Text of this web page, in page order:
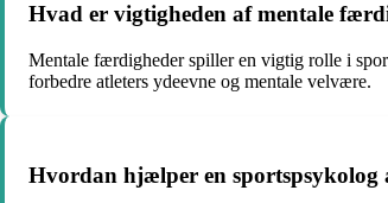
Hvad er vigtigheden af ​​mentale
Mentale færdigheder spiller en vigtig rolle i
forbedre atleters ydeevne og mentale velvære.
Hvordan hjælper en sportspsykolog